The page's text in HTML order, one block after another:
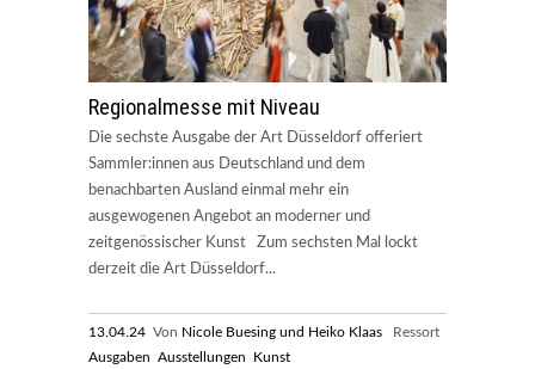
Regionalmesse mit Niveau
Die sechste Ausgabe der Art Düsseldorf offeriert
Sammler:innen aus Deutschland und dem
benachbarten Ausland einmal mehr ein
ausgewogenen Angebot an moderner und
zeitgenössischer Kunst Zum sechsten Mal lockt
derzeit die Art Düsseldorf...
13.04.24 Von Nicole Buesing und Heiko Klaas Ressort
Ausgaben Ausstellungen Kunst